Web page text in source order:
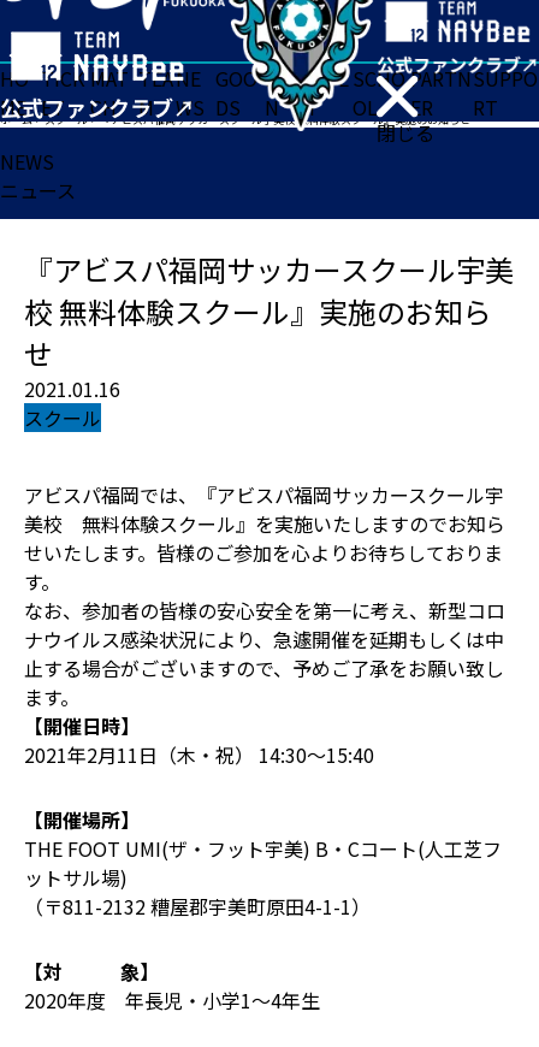
閉じる
HO
ME
TICK
ET
MAT
CH
TEA
M
NE
WS
GOO
DS
FA
N
ACADE
MY
SCHO
OL
PARTN
ER
SUPPO
RT
ホーム>スクール>『アビスパ福岡サッカースクール宇美校 無料体験スクール』実施のお知らせ
NEWS
ニュース
『アビスパ福岡サッカースクール宇美
校 無料体験スクール』実施のお知ら
せ
2021.01.16
スクール
アビスパ福岡では、『アビスパ福岡サッカースクール宇
美校 無料体験スクール』を実施いたしますのでお知ら
せいたします。皆様のご参加を心よりお待ちしておりま
す。
なお、参加者の皆様の安心安全を第一に考え、新型コロ
ナウイルス感染状況により、急遽開催を延期もしくは中
止する場合がございますので、予めご了承をお願い致し
ます。
【開催日時】
2021年2月11日（木・祝） 14:30〜15:40
【開催場所】
THE FOOT UMI(ザ・フット宇美) B・Cコート(人工芝フ
ットサル場)
（〒811-2132 糟屋郡宇美町原田4-1-1）
【対 象】
2020年度 年長児・小学1～4年生